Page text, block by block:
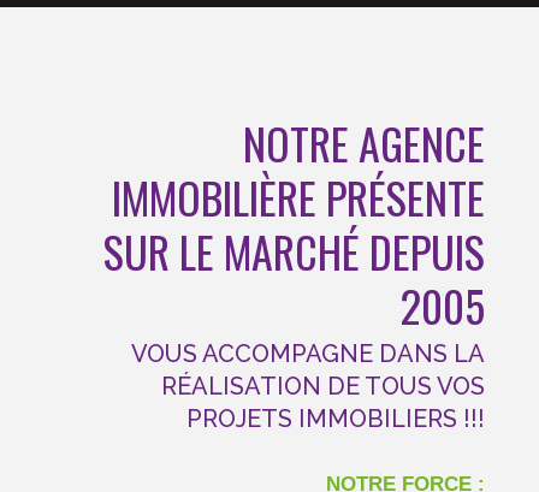
NOTRE AGENCE
IMMOBILIÈRE PRÉSENTE
SUR LE MARCHÉ DEPUIS
2005
VOUS ACCOMPAGNE DANS LA
RÉALISATION DE TOUS VOS
PROJETS IMMOBILIERS !!!
NOTRE FORCE :